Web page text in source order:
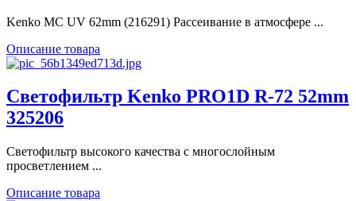
Kenko MC UV 62mm (216291) Рассеивание в атмосфере ...
Описание товара
Светофильтр Kenko PRO1D R-72 52mm
325206
Светофильтр высокого качества с многослойным
просветлением ...
Описание товара